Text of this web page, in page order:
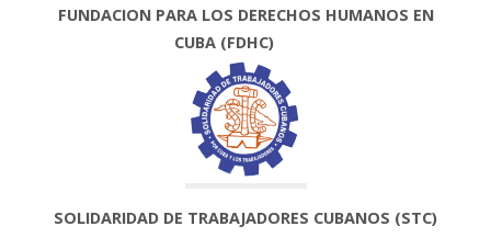
FUNDACION PARA LOS DERECHOS HUMANOS EN
CUBA(FDHC)
SOLIDARIDAD DE TRABAJADORES CUBANOS (STC)